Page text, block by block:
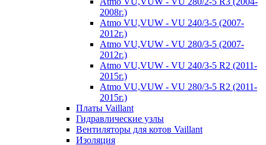
2008г.)
Atmo VU,VUW - VU 240/3-5 (2007-
2012г.)
Atmo VU,VUW - VU 280/3-5 (2007-
2012г.)
Atmo VU,VUW - VU 240/3-5 R2 (2011-
2015г.)
Atmo VU,VUW - VU 280/3-5 R2 (2011-
2015г.)
Платы Vaillant
Гидравлические узлы
Вентиляторы для котов Vaillant
Изоляция